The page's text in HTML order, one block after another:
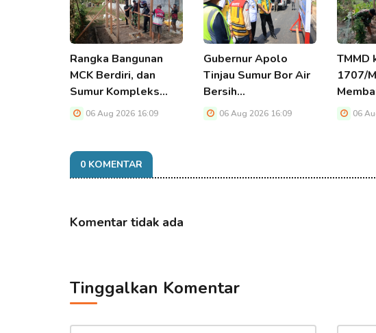
Rangka Bangunan
MCK Berdiri, dan
Sumur Kompleks…
06 Aug 2026 16:09
Gubernur Apolo
Tinjau Sumur Bor Air
Bersih…
06 Aug 2026 16:09
TMMD
1707/
06
0 KOMENTAR
Komentar tidak ada
Tinggalkan Komentar